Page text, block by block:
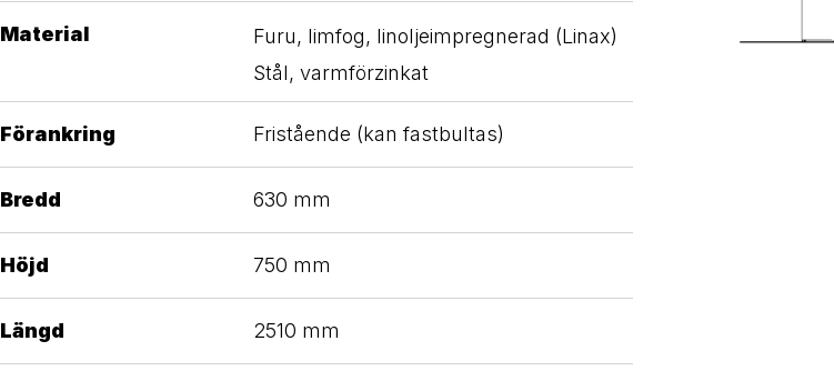
Material
Furu, limfog, linoljeimpregnerad (Linax)
Stål, varmförzinkat
Förankring Fristående (kan fastbultas)
Bredd 630 mm
Höjd 750 mm
Längd 2510 mm